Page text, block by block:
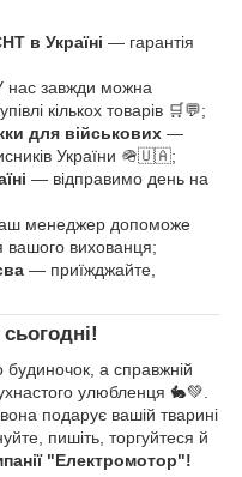
в Україні — гарантія
нас завжди можна
кількох товарів 🛒💬;
для військових —
України 🪖🇺🇦;
— відправимо день на
менеджер допоможе
вашого вихованця;
— приїжджайте,
а справжній
улюбленця 🐇💚.
подарує вашій тварині
пишіть, торгуйтеся й
"Електромотор"!